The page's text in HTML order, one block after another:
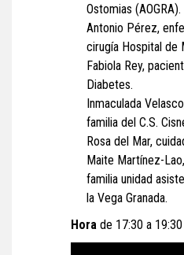
Ostomias (AOGRA).
Antonio Pérez,
cirugía Hospital de
Fabiola Rey,
Diabetes.
Inmaculada
familia del C.S.
Rosa del Mar,
Maite Martínez-
familia unidad
la Vega Granada.
Hora de 17:30 a 19:30